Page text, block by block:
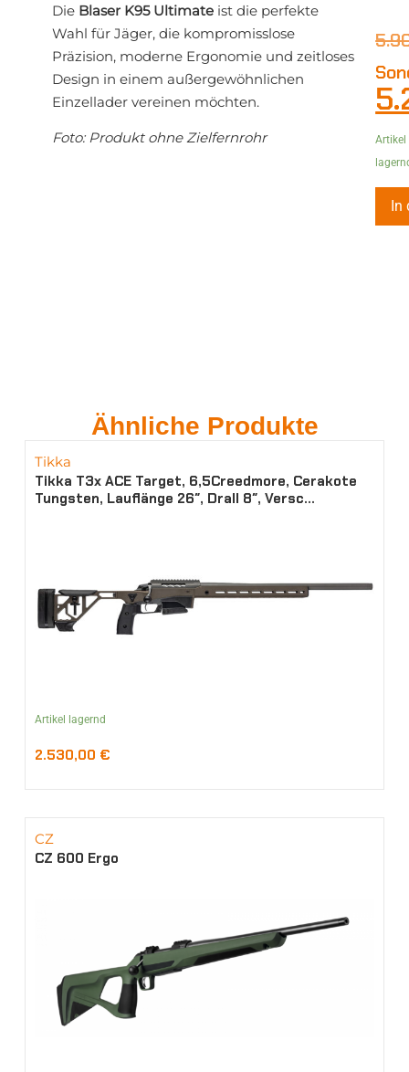
Die Blaser K95 Ultimateist die perfekte
Wahl für Jäger, die kompromisslose
Präzision, moderne Ergonomie und zeitloses
Design in einem außergewöhnlichen
Einzellader vereinen möchten.
Foto: Produkt ohne Zielfernrohr
Artikel
Ähnliche Produkte
Tikka
Tikka T3x ACE Target, 6,5Creedmore, Cerakote
Tungsten, Lauflänge 26″, Drall 8″, Versc...
Artikel lagernd
2.530,00 €
CZ
CZ 600 Ergo